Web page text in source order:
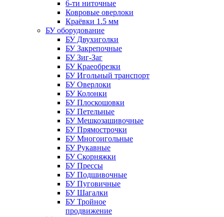
6-ти ниточные
Ковровые оверлоки
Краёвки 1.5 мм
БУ оборудование
БУ Двухиголки
БУ Закрепочные
БУ Зиг-Заг
БУ Краеобрезки
БУ Игольный транспорт
БУ Оверлоки
БУ Колонки
БУ Плоскошовки
БУ Петельные
БУ Мешкозашивочные
БУ Прямострочки
БУ Многоигольные
БУ Рукавные
БУ Скорняжки
БУ Прессы
БУ Подшивочные
БУ Пуговичные
БУ Шагалки
БУ Тройное
продвижение